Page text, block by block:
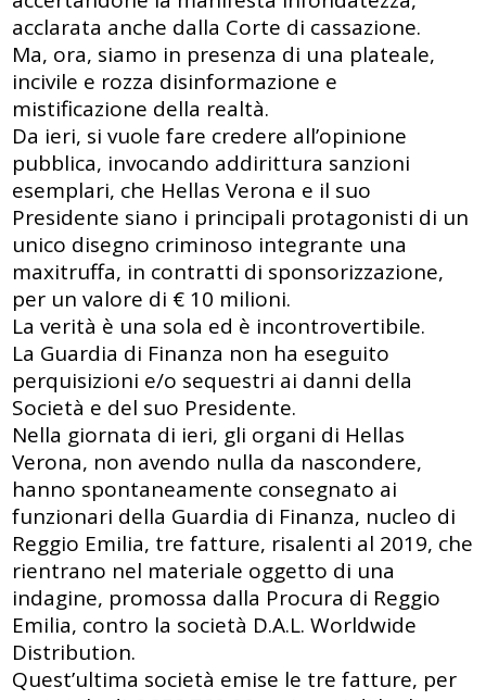
acclarata anche dalla Corte di cassazione.
Ma, ora, siamo in presenza di una plateale,
incivile e rozza disinformazione e
mistificazione della realtà.
Da ieri, si vuole fare credere all’opinione
pubblica, invocando addirittura sanzioni
esemplari, che Hellas Verona e il suo
Presidente siano i principali protagonisti di un
unico disegno criminoso integrante una
maxitruffa, in contratti di sponsorizzazione,
per un valore di € 10 milioni.
La verità è una sola ed è incontrovertibile.
La Guardia di Finanza non ha eseguito
perquisizioni e/o sequestri ai danni della
Società e del suo Presidente.
Nella giornata di ieri, gli organi di Hellas
Verona, non avendo nulla da nascondere,
hanno spontaneamente consegnato ai
funzionari della Guardia di Finanza, nucleo di
Reggio Emilia, tre fatture, risalenti al 2019, che
rientrano nel materiale oggetto di una
indagine, promossa dalla Procura di Reggio
Emilia, contro la società D.A.L. Worldwide
Distribution.
Quest’ultima società emise le tre fatture, per